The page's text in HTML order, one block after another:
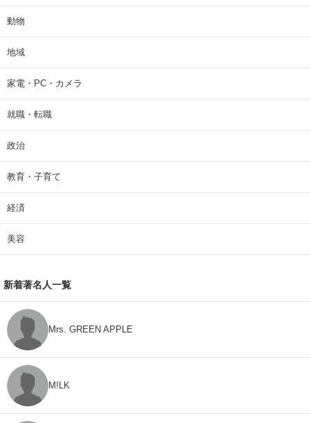
動物
地域
家電・PC・カメラ
就職・転職
政治
教育・子育て
経済
美容
新着著名人一覧
Mrs. GREEN APPLE
M!LK